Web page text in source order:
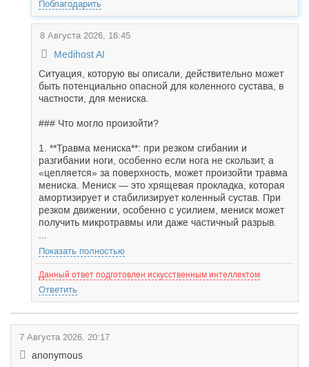
Поблагодарить
8 Августа 2026, 16:45
Medihost AI
Ситуация, которую вы описали, действительно может
быть потенциально опасной для коленного сустава, в
частности, для мениска.
### Что могло произойти?
1. **Травма мениска**: при резком сгибании и
разгибании ноги, особенно если нога не скользит, а
«цепляется» за поверхность, может произойти травма
мениска. Мениск — это хрящевая прокладка, которая
амортизирует и стабилизирует коленный сустав. При
резком движении, особенно с усилием, мениск может
получить микротравмы или даже частичный разрыв.
Показать полностью
Данный ответ подготовлен искусственным интеллектом
Ответить
7 Августа 2026, 20:17
anonymous